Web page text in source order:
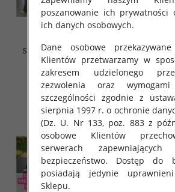
Spodnie dziewczęce Roz 128-
164, 1 kolor Paczka 7 szt
32.00 zł
szczegóły
poszanowanie ich prywatności
ich danych osobowych.
Dane osobowe
Klientów przetwarzamy w
zakresem udzielonego
zezwolenia oraz
szczególności zgodnie z
sierpnia 1997 r. o ochronie
(Dz. U. Nr 133, poz. 883 z
osobowe Klientów
serwerach
bezpieczeństwo. Dostęp do
posiadają jedynie
Sklepu.